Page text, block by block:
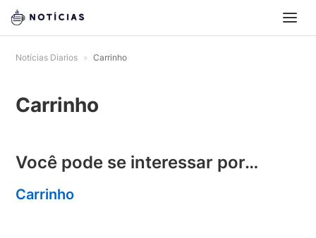
Notícias Diarios » Carrinho
Carrinho
Você pode se interessar por…
Carrinho